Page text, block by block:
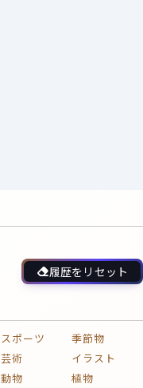
履歴をリセット
スポーツ
季節物
芸術
イラスト
動物 植物